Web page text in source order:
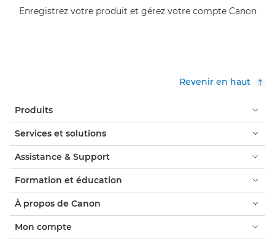
Enregistrez votre produit et gérez votre compte Canon
Revenir en haut
Produits
Services et solutions
Assistance & Support
Formation et éducation
À propos de Canon
Mon compte